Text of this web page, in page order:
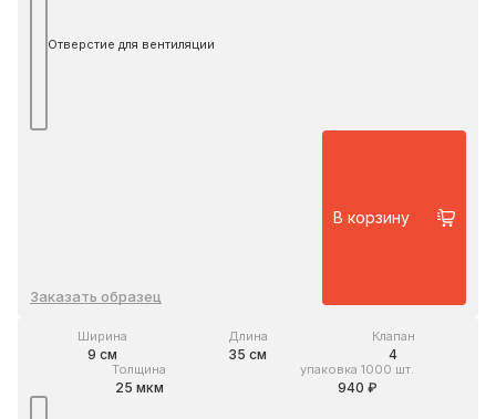
Отверстие для вентиляции
Заказать образец
В корзину
Ширина
9 см
Длина
35 см
Клапан
4
Толщина
25 мкм
упаковка 1000 шт.
940 ₽